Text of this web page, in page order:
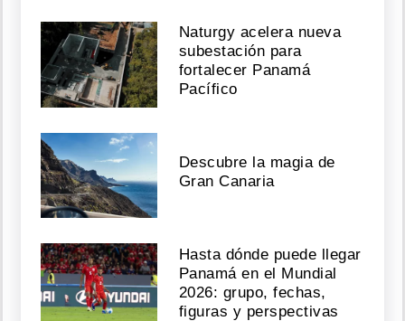
Naturgy acelera nueva
subestación para
fortalecer Panamá
Pacífico
Descubre la magia de
Gran Canaria
Hasta dónde puede llegar
Panamá en el Mundial
2026: grupo, fechas,
figuras y perspectivas